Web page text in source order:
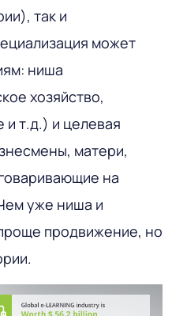
так и
может
ниша
хозяйство,
и т.д.) и целевая
матери,
на
уже ниша и
продвижение, но